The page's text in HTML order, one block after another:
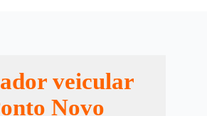
veicular
Novo